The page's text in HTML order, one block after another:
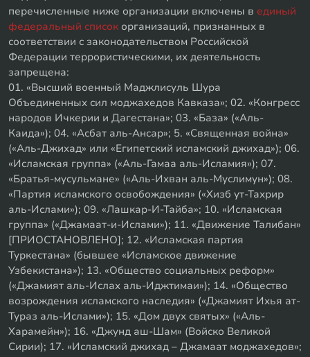
перечисленные ниже организации включены в единый
федеральный список организаций, признанных в
соответствии с законодательством Российской
Федерации террористическими, их деятельность
запрещена:
01. «Высший военный Маджлисуль Шура
Объединенных сил моджахедов Кавказа»; 02. «Конгресс
народов Ичкерии и Дагестана»; 03. «База» («Аль-
Каида»); 04. «Асбат аль-Ансар»; 5. «Священная война»
(«Аль-Джихад» или «Египетский исламский джихад»); 06.
«Исламская группа» («Аль-Гамаа аль-Исламия»); 07.
«Братья-мусульмане» («Аль-Ихван аль-Муслимун»); 08.
«Партия исламского освобождения» («Хизб ут-Тахрир
аль-Ислами»); 09. «Лашкар-И-Тайба»; 10. «Исламская
группа» («Джамаат-и-Ислами»); 11. «Движение Талибан»
[ПРИОСТАНОВЛЕНО]; 12. «Исламская партия
Туркестана» (бывшее «Исламское движение
Узбекистана»); 13. «Общество социальных реформ»
(«Джамият аль-Ислах аль-Иджтимаи»); 14. «Общество
возрождения исламского наследия» («Джамият Ихья ат-
Тураз аль-Ислами»); 15. «Дом двух святых» («Аль-
Харамейн»); 16. «Джунд аш-Шам» (Войско Великой
Сирии); 17. «Исламский джихад – Джамаат моджахедов»;